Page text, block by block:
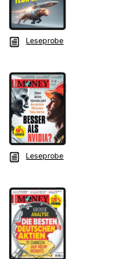
Leseprobe
Leseprobe